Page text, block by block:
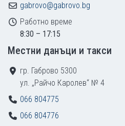
gabrovo@gabrovo.bg
Работно време
8:30 – 17:15
Местни данъци и такси
гр. Габрово 5300
ул. „Райчо Каролев“ № 4
066 804775
066 804776